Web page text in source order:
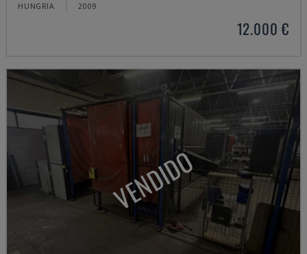
HUNGRIA 2009
12.000 €
VENDIDO